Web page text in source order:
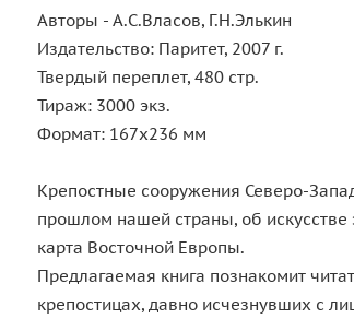
Авторы - А.С.Власов, Г.Н.Элькин
Издательство: Паритет, 2007 г.
Твердый переплет, 480 стр.
Тираж: 3000 экз.
Формат: 167x236 мм
Крепостные сооружения Северо-
прошлом нашей страны, об искусстве
карта Восточной Европы.
Предлагаемая книга познакомит
крепостицах, давно исчезнувших с